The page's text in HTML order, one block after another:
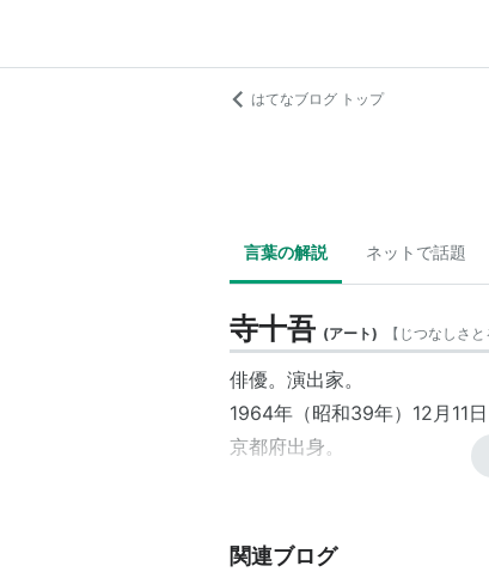
はてなブログ トップ
言葉の解説 ネットで話題
寺十吾 (アート) 【 じつなしさと
俳優。 演出家。
1964年（昭和39年）12月11日
京都府出身。
関連ブログ